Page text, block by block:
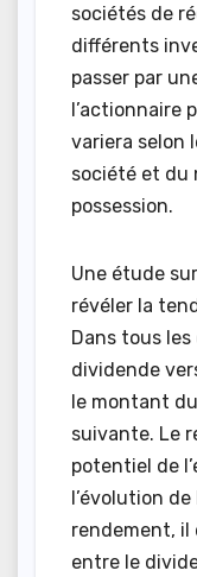
sociétés de
différents
passer par
l’actionnaire
variera selon
société et du
possession.
Une étude
révéler la
Dans tous
dividende
le montant
suivante. Le
potentiel de
l’évolution
rendement, il
entre le